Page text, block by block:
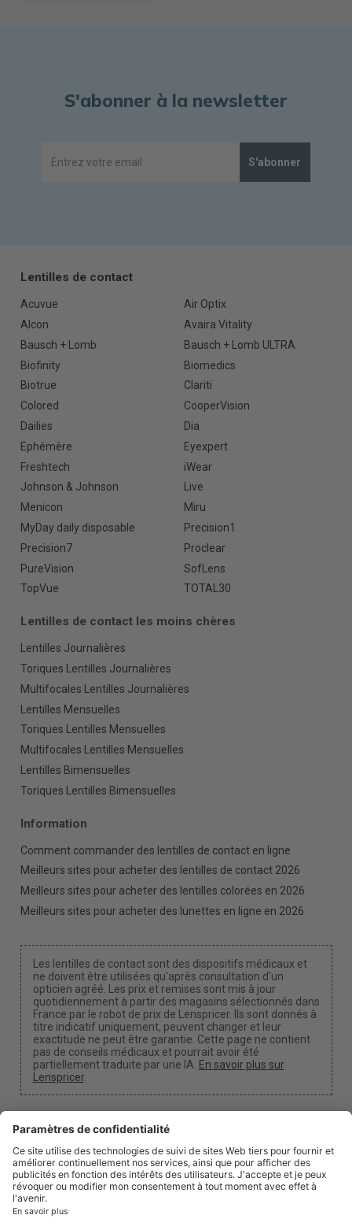
S'abonner à la newsletter
S'abonner
Lentilles de contact
Acuvue
Air Optix
Alcon
Avaira Vitality
Bausch + Lomb
Bausch + Lomb ULTRA
Biofinity
Biomedics
Biotrue
Clariti
Colored
CooperVision
Dailies
Dia
Ephémère
Eyexpert
Freshtech
iWear
Johnson & Johnson
Live
Menicon
Miru
MyDay daily disposable
Precision1
Precision7
Proclear
PureVision
SofLens
TopVue
TOTAL30
Lentilles de contact les moins chères
Lentilles Journalières
Toriques Lentilles Journalières
Multifocales Lentilles Journalières
Lentilles Mensuelles
Toriques Lentilles Mensuelles
Multifocales Lentilles Mensuelles
Lentilles Bimensuelles
Toriques Lentilles Bimensuelles
Information
Comment commander des lentilles de contact en ligne
Meilleurs sites pour acheter des lentilles de contact 2026
Meilleurs sites pour acheter des lentilles colorées en 2026
Meilleurs sites pour acheter des lunettes en ligne en 2026
Les lentilles de contact sont des dispositifs médicaux et
ne doivent être utilisées qu'après consultation d'un
opticien agréé. Les prix et remises sont mis à jour
quotidiennement à partir des magasins sélectionnés dans
France par le robot de prix de Lenspricer. Ils sont donnés à
titre indicatif uniquement, peuvent changer et leur
exactitude ne peut être garantie. Cette page ne contient
pas de conseils médicaux et pourrait avoir été
partiellement traduite par une IA. En savoir plus sur
Lenspricer.
Paramètres des cookies
utilisez l'un de nos liens pour effectuer un achat.